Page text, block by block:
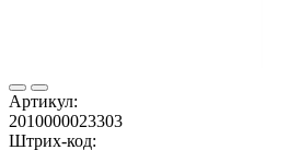
Артикул:
2010000023303
Штрих-код: